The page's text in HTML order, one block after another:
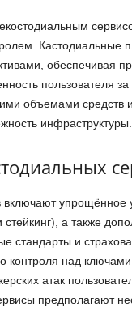
Кастодиальные
обеспечивая
пользователя
объемами средств и
инфраструктуры.
упрощённое
а также
стандарты и
контроля над
атак
предполагают